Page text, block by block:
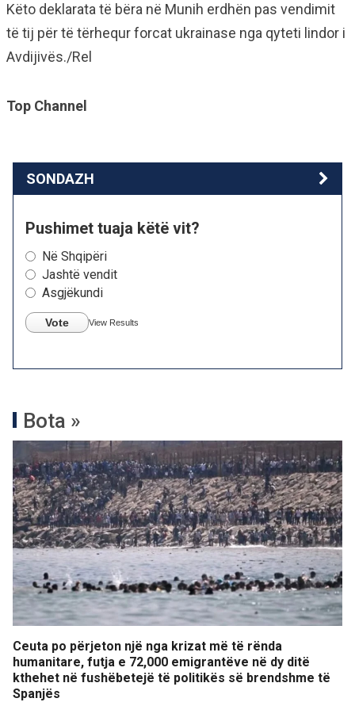
Këto deklarata të bëra në Munih erdhën pas vendimit
të tij për të tërhequr forcat ukrainase nga qyteti lindor i
Avdijivës./Rel
Top Channel
SONDAZH
Pushimet tuaja këtë vit?
Në Shqipëri
Jashtë vendit
Asgjëkundi
Vote View Results
Bota »
Ceuta po përjeton një nga krizat më të rënda
humanitare, futja e 72,000 emigrantëve në dy ditë
kthehet në fushëbetejë të politikës së brendshme të
Spanjës